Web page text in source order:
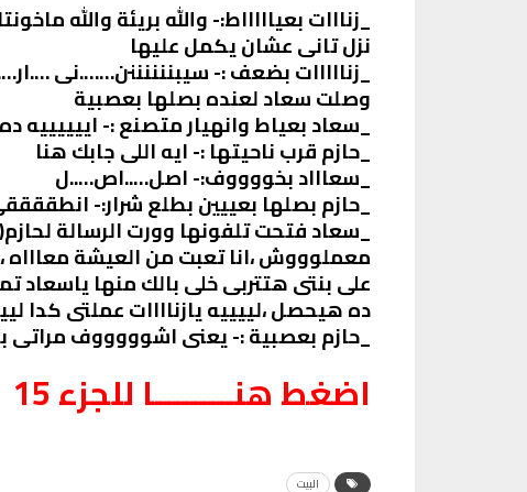
_زنااات بعياااااط:- والله بريئة
نزل تانى عشان يكمل عليها
_زنااااات بضعف :- سيبننننننن…….نى
وصلت سعاد لعنده بصلها بعصبية
_سعاد بعياط وانهيار متصنع :- اييييييه
_حازم قرب ناحيتها :- ايه اللى جابك هنا
_سعاااد بخووووف:- اصل…..اص…..ل
_حازم بصلها بعييين بطلع شرار:-
_سعاد فتحت تلفونها وورت الرسالة
معملوووش ،انا تعبت من العيشة معاااه
على بنتى هتتربى خلى بالك منها ياسعاد
ده هيحصل ،لييييه يازناااات عملتى كدا
_حازم بعصبية :- يعنى اشوووووف مراتى
اضغط هنـــــــــا للجزء 15
البيت